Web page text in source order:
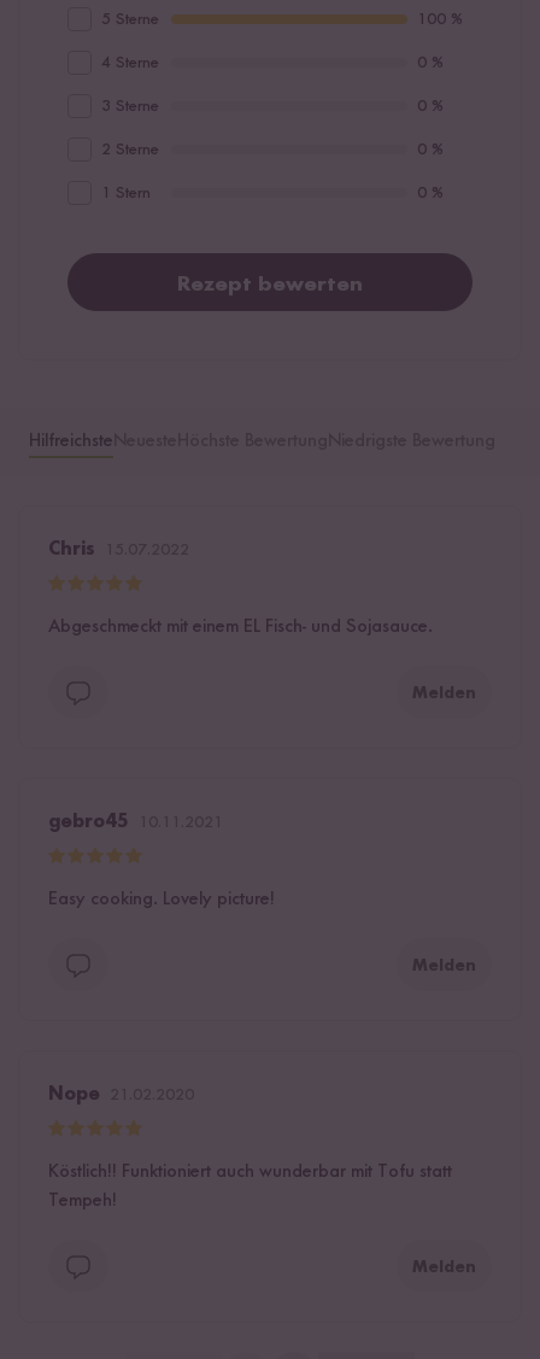
5 Sterne 100 %
4 Sterne 0 %
3 Sterne 0 %
2 Sterne 0 %
1 Stern 0 %
Rezept bewerten
Hilfreichste
Chris
Abgeschmeckt mit einem EL Fisch- und Sojasauce.
Melden
gebro45
Easy cooking. Lovely picture!
Melden
Nope
Köstlich!! Funktioniert auch wunderbar mit Tofu statt
Tempeh!
Melden